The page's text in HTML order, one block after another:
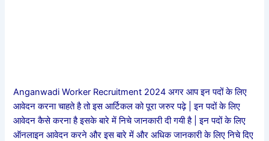
Anganwadi Worker Recruitment 2024 अगर आप इन पदों के लिए
आवेदन करना चाहते है तो इस आर्टिकल को पूरा जरुर पढ़े | इन पदों के लिए
आवेदन कैसे करना है इसके बारे में निचे जानकारी दी गयी है | इन पदों के लिए
ऑनलाइन आवेदन करने और इस बारे में और अधिक जानकारी के लिए निचे दिए